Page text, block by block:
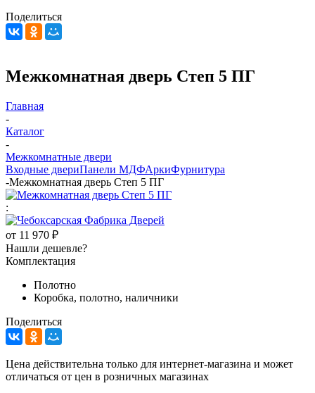
Поделиться
Межкомнатная дверь Степ 5 ПГ
Главная
-
Каталог
-
Межкомнатные двери
Входные двериПанели МДФАркиФурнитура
-Межкомнатная дверь Степ 5 ПГ
:
от 11 970 ₽
Нашли дешевле?
Комплектация
Полотно
Коробка, полотно, наличники
Поделиться
Цена действительна только для интернет-магазина и может
отличаться от цен в розничных магазинах